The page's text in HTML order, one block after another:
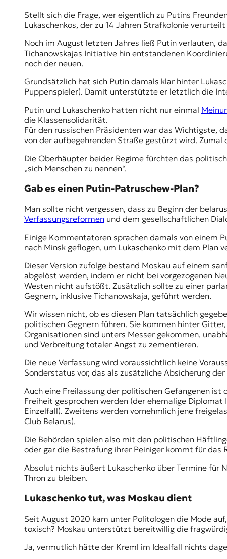
Stellt sich die Frage, wer eigentlich zu Putins
Lukaschenkos, der zu 14 Jahren Strafkolonie
Noch im August letzten Jahres ließ Putin verlauten,
Tichanowskajas Initiative hin entstandenen
noch der neuen.
Grundsätzlich hat sich Putin damals klar hinter
Puppenspieler). Damit unterstützte er letztlich die
Putin und Lukaschenko hatten nicht nur einmal
die Klassensolidarität.
Für den russischen Präsidenten war das Wichtigste,
von der aufbegehrenden Straße gestürzt wird. Zumal
Die Oberhäupter beider Regime fürchten das
„sich Menschen zu nennen“.
Gab es einen Putin-Patruschew-Plan?
Man sollte nicht vergessen, dass zu Beginn der
Verfassungsreformen und dem gesellschaftlichen
Einige Kommentatoren sprachen damals von einem
nach Minsk geflogen, um Lukaschenko mit dem Plan
Dieser Version zufolge bestand Moskau auf einem
abgelöst werden, indem er nicht bei vorgezogenen
Westen nicht aufstößt. Zusätzlich sollte zu einer
Gegnern, inklusive Tichanowskaja, geführt werden.
Wir wissen nicht, ob es diesen Plan tatsächlich
politischen Gegnern führen. Sie kommen hinter
Organisationen sind unters Messer gekommen,
und Verbreitung totaler Angst zu zementieren.
Die neue Verfassung wird voraussichtlich keine
Sonderstatus vor, das als zusätzliche Absicherung
Auch eine Freilassung der politischen Gefangenen
Freiheit gesprochen werden (der ehemalige Diplomat
Einzelfall). Zweitens werden vornehmlich jene
Club Belarus).
Die Behörden spielen also mit den politischen
oder gar die Bestrafung ihrer Peiniger kommt für das
Absolut nichts äußert Lukaschenko über Termine für
Thron zu bleiben.
Lukaschenko tut, was Moskau dient
Seit August 2020 kam unter Politologen die Mode
toxisch? Moskau unterstützt bereitwillig die
Ja, vermutlich hätte der Kreml im Idealfall nichts